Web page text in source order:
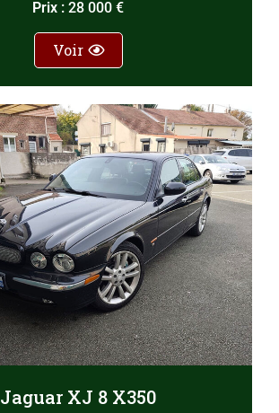
Prix : 28 000 €
Voir
Jaguar XJ 8 X350